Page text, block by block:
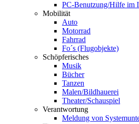
PC-Benutzung/Hilfe im
Mobilität
Auto
Motorrad
Fahrrad
Fo´s (Flugobjekte)
Schöpferisches
Musik
Bücher
Tanzen
Malen/Bildhauerei
Theater/Schauspiel
Verantwortung
Meldung von